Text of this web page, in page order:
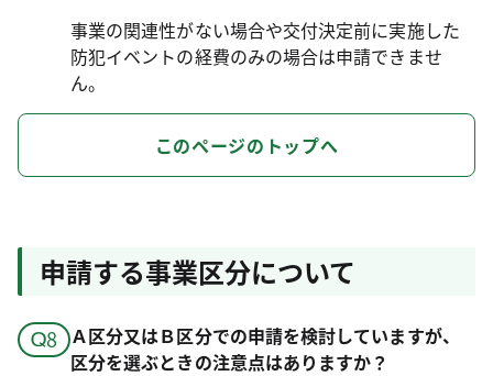
事業の関連性がない場合や交付決定前に実施した
防犯イベントの経費のみの場合は申請できませ
ん。
このページのトップへ
申請する事業区分について
Ａ区分又はＢ区分での申請を検討していますが、
区分を選ぶときの注意点はありますか？